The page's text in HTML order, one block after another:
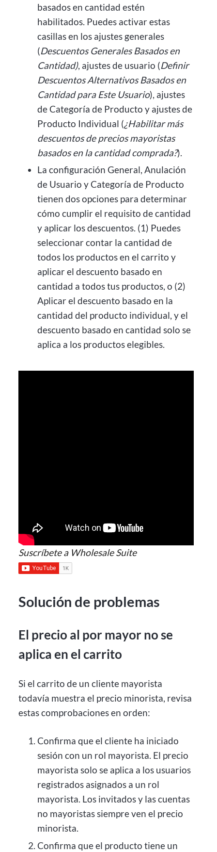
basados en cantidad estén
habilitados. Puedes activar estas
casillas en los ajustes generales
(Descuentos Generales Basados en
Cantidad), ajustes de usuario (Definir
Descuentos Alternativos Basados en
Cantidad para Este Usuario), ajustes
de Categoría de Producto y ajustes de
Producto Individual (¿Habilitar más
descuentos de precios mayoristas
basados en la cantidad comprada?).
La configuración General, Anulación
de Usuario y Categoría de Producto
tienen dos opciones para determinar
cómo cumplir el requisito de cantidad
y aplicar los descuentos. (1) Puedes
seleccionar contar la cantidad de
todos los productos en el carrito y
aplicar el descuento basado en
cantidad a todos tus productos, o (2)
Aplicar el descuento basado en la
cantidad del producto individual, y el
descuento basado en cantidad solo se
aplica a los productos elegibles.
Suscríbete a Wholesale Suite
Solución de problemas
El precio al por mayor no se
aplica en el carrito
Si el carrito de un cliente mayorista
todavía muestra el precio minorista, revisa
estas comprobaciones en orden:
Confirma que el cliente ha iniciado
sesión con un rol mayorista. El precio
mayorista solo se aplica a los usuarios
registrados asignados a un rol
mayorista. Los invitados y las cuentas
no mayoristas siempre ven el precio
minorista.
Confirma que el producto tiene un